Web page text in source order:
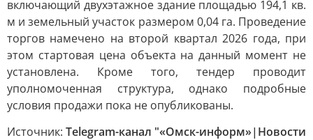
включающий двухэтажное здание площадью 194,1 кв.
м и земельный участок размером 0,04 га. Проведение
торгов намечено на второй квартал 2026 года, при
этом стартовая цена объекта на данный момент не
установлена. Кроме того, тендер проводит
уполномоченная структура, однако подробные
условия продажи пока не опубликованы.
Источник: Telegram-канал "«Омск-информ»|Новости